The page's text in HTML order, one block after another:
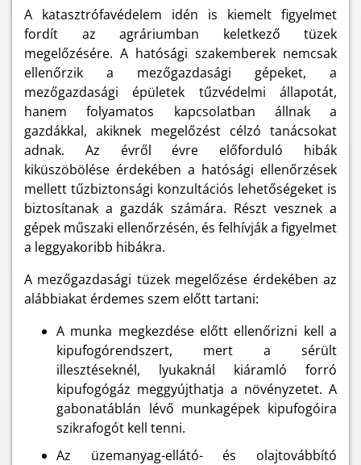
A katasztrófavédelem idén is kiemelt figyelmet
fordít az agráriumban keletkező tüzek
megelőzésére. A hatósági szakemberek nemcsak
ellenőrzik a mezőgazdasági gépeket, a
mezőgazdasági épületek tűzvédelmi állapotát,
hanem folyamatos kapcsolatban állnak a
gazdákkal, akiknek megelőzést célzó tanácsokat
adnak. Az évről évre előforduló hibák
kiküszöbölése érdekében a hatósági ellenőrzések
mellett tűzbiztonsági konzultációs lehetőségeket is
biztosítanak a gazdák számára. Részt vesznek a
gépek műszaki ellenőrzésén, és felhívják a figyelmet
a leggyakoribb hibákra.
A mezőgazdasági tüzek megelőzése érdekében az
alábbiakat érdemes szem előtt tartani:
A munka megkezdése előtt ellenőrizni kell a
kipufogórendszert, mert a sérült
illesztéseknél, lyukaknál kiáramló forró
kipufogógáz meggyújthatja a növényzetet. A
gabonatáblán lévő munkagépek kipufogóira
szikrafogót kell tenni.
Az üzemanyag-ellátó- és olajtovábbító